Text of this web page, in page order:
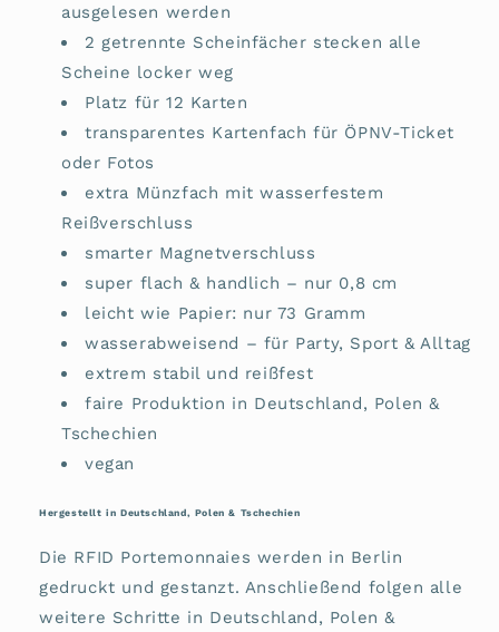
ausgelesen werden
2 getrennte Scheinfächer stecken alle
Scheine locker weg
Platz für 12 Karten
transparentes Kartenfach für ÖPNV-Ticket
oder Fotos
extra Münzfach mit wasserfestem
Reißverschluss
smarter Magnetverschluss
super flach & handlich – nur 0,8 cm
leicht wie Papier: nur 73 Gramm
wasserabweisend – für Party, Sport & Alltag
extrem stabil und reißfest
faire Produktion in Deutschland, Polen &
Tschechien
vegan
Hergestellt in Deutschland, Polen & Tschechien
Die RFID Portemonnaies werden in Berlin
gedruckt und gestanzt. Anschließend folgen alle
weitere Schritte in Deutschland, Polen &